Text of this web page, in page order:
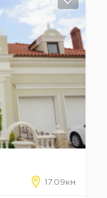
17.09км